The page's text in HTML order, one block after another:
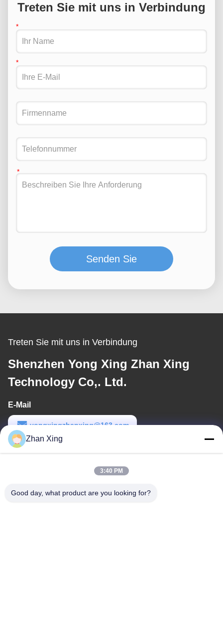
Treten Sie mit uns in Verbindung
Senden Sie
Treten Sie mit uns in Verbindung
Shenzhen Yong Xing Zhan Xing
Technology Co,. Ltd.
E-Mail
yongxingzhanxing@163.com
Arbeitszeit
Zhan Xing
3:40 PM
Good day, what product are you looking for?